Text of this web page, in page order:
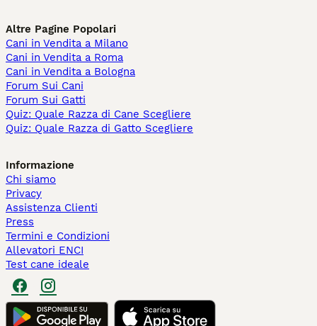
Altre Pagine Popolari
Cani in Vendita a Milano
Cani in Vendita a Roma
Cani in Vendita a Bologna
Forum Sui Cani
Forum Sui Gatti
Quiz: Quale Razza di Cane Scegliere
Quiz: Quale Razza di Gatto Scegliere
Informazione
Chi siamo
Privacy
Assistenza Clienti
Press
Termini e Condizioni
Allevatori ENCI
Test cane ideale